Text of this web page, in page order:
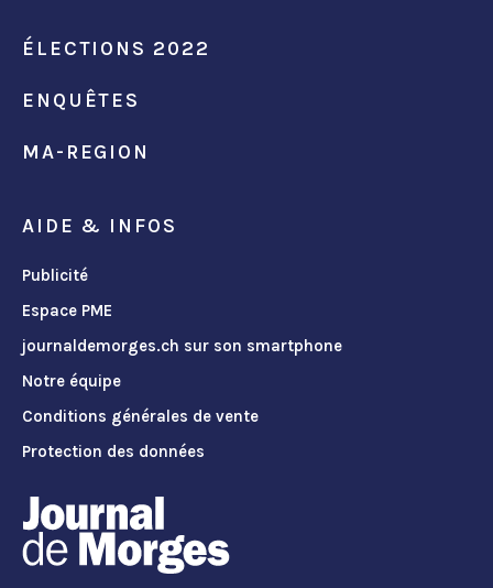
ÉLECTIONS 2022
ENQUÊTES
MA-REGION
AIDE & INFOS
Publicité
Espace PME
journaldemorges.ch sur son smartphone
Notre équipe
Conditions générales de vente
Protection des données